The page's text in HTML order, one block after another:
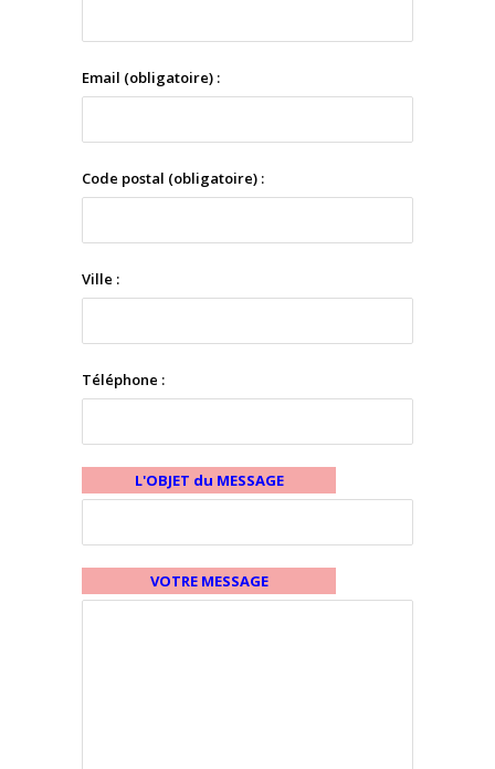
Email (obligatoire) :
Code postal (obligatoire) :
Ville :
Téléphone :
L'OBJET du MESSAGE
VOTRE MESSAGE